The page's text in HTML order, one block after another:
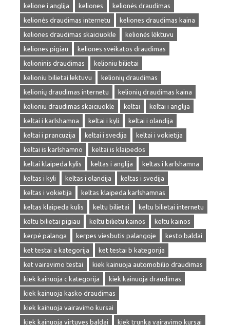
kelione i anglija
keliones
kelionės draudimas
kelionės draudimas internetu
keliones draudimas kaina
keliones draudimas skaiciuokle
kelionės lėktuvu
keliones pigiau
keliones sveikatos draudimas
kelioninis draudimas
kelioniu bilietai
kelioniu bilietai lektuvu
kelionių draudimas
kelionių draudimas internetu
kelionių draudimas kaina
kelioniu draudimas skaiciuokle
keltai
keltai i anglija
keltai i karlshamna
keltai i kyli
keltai i olandija
keltai i prancuzija
keltai i svedija
keltai i vokietija
keltai is karlshamno
keltai is klaipedos
keltai klaipeda kylis
keltas i anglija
keltas i karlshamna
keltas i kyli
keltas i olandija
keltas i svedija
keltas i vokietija
keltas klaipeda karlshamnas
keltas klaipeda kulis
keltu bilietai
keltu bilietai internetu
keltu bilietai pigiau
keltu bilietu kainos
keltu kainos
kerpė palanga
kerpes viesbutis palangoje
kesto baldai
ket testai a kategorija
ket testai b kategorija
ket vairavimo testai
kiek kainuoja automobilio draudimas
kiek kainuoja c kategorija
kiek kainuoja draudimas
kiek kainuoja kasko draudimas
kiek kainuoja vairavimo kursai
kiek kainuoja virtuves baldai
kiek trunka vairavimo kursai